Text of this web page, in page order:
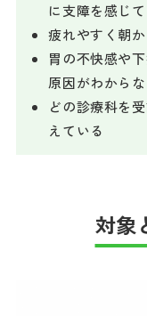
に支障を感じ
疲れやすく朝
胃の不快感や
原因がわから
どの診療科を
えている
対象